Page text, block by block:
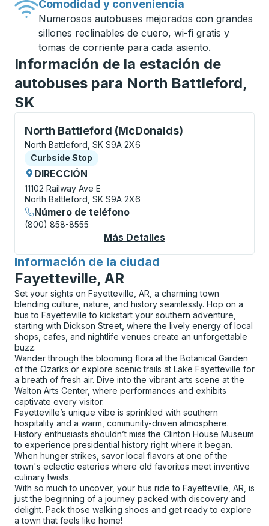
Comodidad y conveniencia
Numerosos autobuses mejorados con grandes
sillones reclinables de cuero, wi-fi gratis y
tomas de corriente para cada asiento.
Información de la estación de
autobuses para North Battleford,
SK
North Battleford (McDonalds)
Curbside Stop, utilice las teclas de flecha o la tecla
North Battleford, SK S9A 2X6
Curbside Stop
Curbside Stop
DIRECCIÓN
11102 Railway Ave E
North Battleford, SK S9A 2X6
Número de teléfono
(800) 858-8555
Más Detalles
Información de la ciudad
para
Fayetteville, AR
Set your sights on Fayetteville, AR, a charming town
blending culture, nature, and history seamlessly. Hop on a
bus to Fayetteville to kickstart your southern adventure,
starting with Dickson Street, where the lively energy of local
shops, cafes, and nightlife venues create an unforgettable
buzz.
Wander through the blooming flora at the Botanical Garden
of the Ozarks or explore scenic trails at Lake Fayetteville for
a breath of fresh air. Dive into the vibrant arts scene at the
Walton Arts Center, where performances and exhibits
captivate every visitor.
Fayetteville’s unique vibe is sprinkled with southern
hospitality and a warm, community-driven atmosphere.
History enthusiasts shouldn’t miss the Clinton House Museum
to experience presidential history right where it began.
When hunger strikes, savor local flavors at one of the
town's eclectic eateries where old favorites meet inventive
culinary twists.
With so much to uncover, your bus ride to Fayetteville, AR, is
just the beginning of a journey packed with discovery and
delight. Pack those walking shoes and get ready to explore
a town that feels like home!